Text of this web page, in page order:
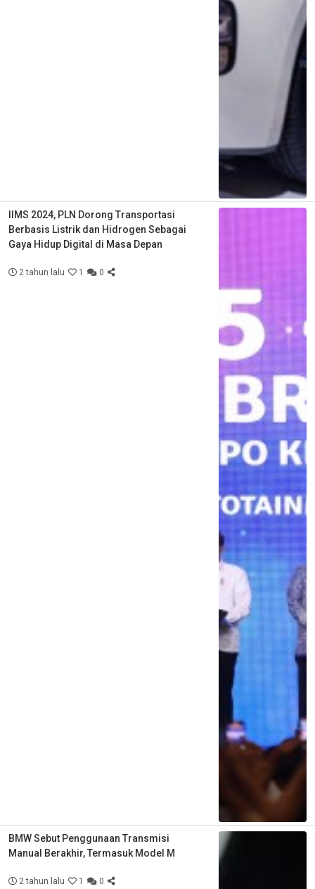
IIMS 2024, PLN Dorong Transportasi
Berbasis Listrik dan Hidrogen Sebagai
Gaya Hidup Digital di Masa Depan
2 tahun lalu 1 0
BMW Sebut Penggunaan Transmisi
Manual Berakhir, Termasuk Model M
2 tahun lalu 1 0